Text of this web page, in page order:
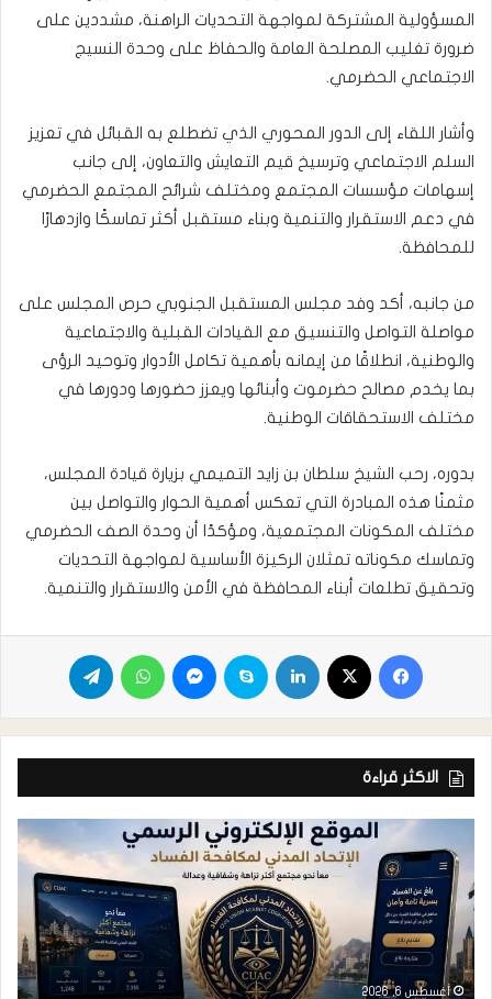
المسؤولية المشتركة لمواجهة التحديات الراهنة، مشددين على
ضرورة تغليب المصلحة العامة والحفاظ على وحدة النسيج
الاجتماعي الحضرمي.
وأشار اللقاء إلى الدور المحوري الذي تضطلع به القبائل في تعزيز
السلم الاجتماعي وترسيخ قيم التعايش والتعاون، إلى جانب
إسهامات مؤسسات المجتمع ومختلف شرائح المجتمع الحضرمي
في دعم الاستقرار والتنمية وبناء مستقبل أكثر تماسكًا وازدهارًا
للمحافظة.
من جانبه، أكد وفد مجلس المستقبل الجنوبي حرص المجلس على
مواصلة التواصل والتنسيق مع القيادات القبلية والاجتماعية
والوطنية، انطلاقًا من إيمانه بأهمية تكامل الأدوار وتوحيد الرؤى
بما يخدم مصالح حضرموت وأبنائها ويعزز حضورها ودورها في
مختلف الاستحقاقات الوطنية.
بدوره، رحب الشيخ سلطان بن زايد التميمي بزيارة قيادة المجلس،
مثمنًا هذه المبادرة التي تعكس أهمية الحوار والتواصل بين
مختلف المكونات المجتمعية، ومؤكدًا أن وحدة الصف الحضرمي
وتماسك مكوناته تمثلان الركيزة الأساسية لمواجهة التحديات
وتحقيق تطلعات أبناء المحافظة في الأمن والاستقرار والتنمية.
الاكثر قراءة
أغسطس 6, 2026